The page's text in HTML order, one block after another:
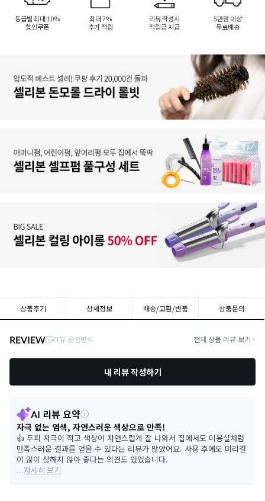
등급별 최대 10%
할인쿠폰
최대 7%
추가 적립
리뷰 작성시
적립금 지급
5만원 이상
무료배송
상품후기 상세정보 배송/교환/반품 상품문의